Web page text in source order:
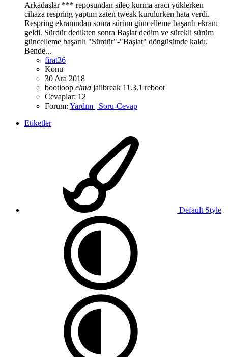
Arkadaşlar *** reposundan sileo kurma aracı yüklerken
cihaza respring yaptım zaten tweak kurulurken hata verdi.
Respring ekranından sonra sürüm güncelleme başarılı ekranı
geldi. Sürdür dedikten sonra Başlat dedim ve sürekli sürüm
güncelleme başarılı "Sürdür"-"Başlat" döngüsünde kaldı.
Bende...
firat36
Konu
30 Ara 2018
bootloop elma jailbreak 11.3.1 reboot
Cevaplar: 12
Forum: Yardım | Soru-Cevap
Etiketler
Default Style